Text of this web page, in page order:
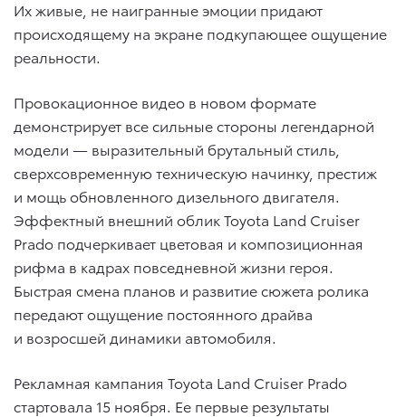
Их живые, не наигранные эмоции придают
происходящему на экране подкупающее ощущение
реальности.
Провокационное видео в новом формате
демонстрирует все сильные стороны легендарной
модели — выразительный брутальный стиль,
сверхсовременную техническую начинку, престиж
и мощь обновленного дизельного двигателя.
Эффектный внешний облик Toyota Land Cruiser
Prado подчеркивает цветовая и композиционная
рифма в кадрах повседневной жизни героя.
Быстрая смена планов и развитие сюжета ролика
передают ощущение постоянного драйва
и возросшей динамики автомобиля.
Рекламная кампания Toyota Land Cruiser Prado
стартовала 15 ноября. Ее первые результаты